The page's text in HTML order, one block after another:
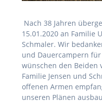
Nach 38 Jahren
15.01.2020 an Familie
Schmaler. Wir
und Dauercampern
wünschen den Beiden
Familie Jensen und
offenen Armen
unseren Plänen